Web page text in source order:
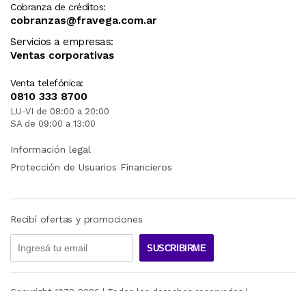
Cobranza de créditos:
cobranzas@fravega.com.ar
Servicios a empresas:
Ventas corporativas
Venta telefónica:
0810 333 8700
LU-VI de 08:00 a 20:00
SA de 09:00 a 13:00
Información legal
Protección de Usuarios Financieros
Recibí ofertas y promociones
SUSCRIBIRME